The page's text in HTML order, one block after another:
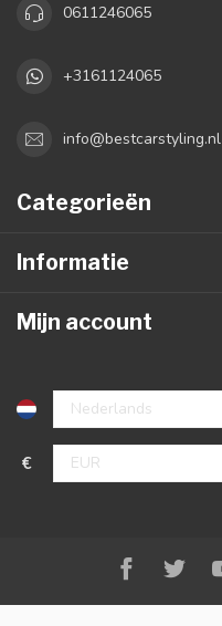
0611246065
+3161124065
info@bestcarstyling.nl
Categorieën
Informatie
Mijn account
€